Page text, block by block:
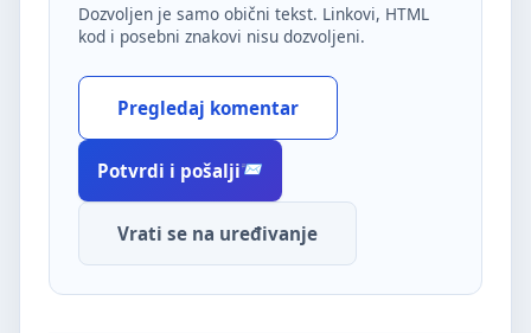
Dozvoljen je samo obični tekst. Linkovi, HTML
kod i posebni znakovi nisu dozvoljeni.
Pregledaj komentar
Potvrdi i pošalji
Vrati se na uređivanje